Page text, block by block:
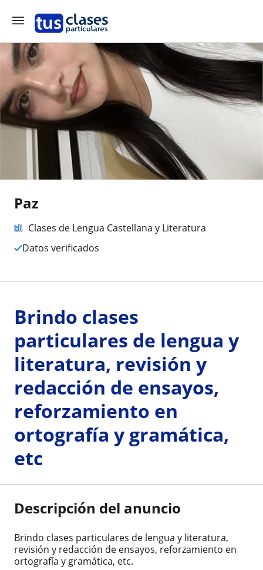
Paz
Clases de Lengua Castellana y Literatura
Datos verificados
Brindo clases
particulares de lengua y
literatura, revisión y
redacción de ensayos,
reforzamiento en
ortografía y gramática,
etc
Descripción del anuncio
Brindo clases particulares de lengua y literatura,
revisión y redacción de ensayos, reforzamiento en
ortografía y gramática, etc.